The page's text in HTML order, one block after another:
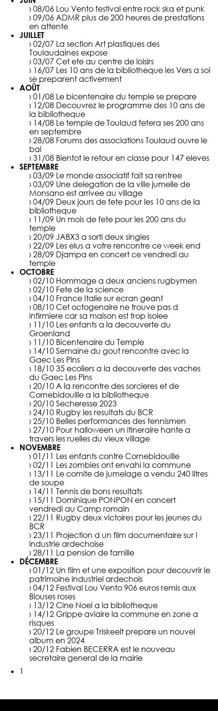
› 08/06 Lou Vento festival entre rock ska et punk
› 09/06 ADMR plus de 200 heures de prestations
en attente
JUILLET
› 02/07 La section Art plastiques des
Toulaudaines expose
› 03/07 Cet ete au centre de loisirs
› 16/07 Les 10 ans de la bibliotheque les Vers a soi
se preparent activement
AOÛT
› 01/08 Le bicentenaire du temple se prepare
› 12/08 Decouvrez le programme des 10 ans de
la bibliotheque
› 14/08 Le temple de Toulaud fetera ses 200 ans
en septembre
› 28/08 Forums des associations Toulaud ouvre le
bal
› 31/08 Bientot le retour en classe pour 147 eleves
SEPTEMBRE
› 03/09 Le monde associatif fait sa rentree
› 03/09 Une delegation de la ville jumelle de
Monsano est arrivee au village
› 04/09 Deux jours de fete pour les 10 ans de la
bibliotheque
› 11/09 Un mois de fete pour les 200 ans du
temple
› 20/09 JABX3 a sorti deux singles
› 22/09 Les elus a votre rencontre ce week end
› 28/09 Djampa en concert ce vendredi au
temple
OCTOBRE
› 02/10 Hommage a deux anciens rugbymen
› 02/10 Fete de la science
› 04/10 France Italie sur ecran geant
› 08/10 Cet octogenaire ne trouve pas d
infirmiere car sa maison est trop isolee
› 11/10 Les enfants a la decouverte du
Groenland
› 11/10 Bicentenaire du Temple
› 14/10 Semaine du gout rencontre avec la
Gaec Les Pins
› 18/10 35 ecoliers a la decouverte des vaches
du Gaec Les Pins
› 20/10 A la rencontre des sorcieres et de
Cornebidouille a la bibliotheque
› 20/10 Secheresse 2023
› 24/10 Rugby les resultats du BCR
› 25/10 Belles performances des tennismen
› 27/10 Pour halloween un itineraire hante a
travers les ruelles du vieux village
NOVEMBRE
› 01/11 Les enfants contre Cornebidouille
› 02/11 Les zombies ont envahi la commune
› 13/11 Le comite de jumelage a vendu 240 litres
de soupe
› 14/11 Tennis de bons resultats
› 15/11 Dominique PONPON en concert
vendredi au Camp romain
› 22/11 Rugby deux victoires pour les jeunes du
BCR
› 23/11 Projection d un film documentaire sur l
industrie ardechoise
› 28/11 La pension de famille
DÉCEMBRE
› 01/12 Un film et une exposition pour decouvrir le
patrimoine industriel ardechois
› 04/12 Festival Lou Vento 906 euros remis aux
Blouses roses
› 13/12 Cine Noel a la bibliotheque
› 14/12 Grippe aviaire la commune en zone a
risques
› 20/12 Le groupe Triskeelt prepare un nouvel
album en 2024
› 20/12 Fabien BECERRA est le nouveau
secretaire general de la mairie
1